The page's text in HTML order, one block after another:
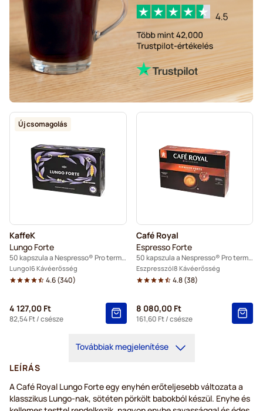
Új csomagolás
KaffeK
Lungo Forte
50 kapszula a Nespresso® Pro termékhez
Lungo 6 Kávéerősség
4.6(340)
4 127,00 Ft
82,54 Ft/ csésze
Café Royal
Espresso Forte
50 kapszula a Nespresso® Pro termékhez
Eszpresszó 8 Kávéerősség
4.8(38)
8 080,00 Ft
161,60 Ft/ csésze
Továbbiak megjelenítése
LEÍRÁS
A Café Royal Lungo Forte egy enyhén erőteljesebb változata a
klasszikus Lungo-nak, sötéten pörkölt babokból készül. Enyhe és